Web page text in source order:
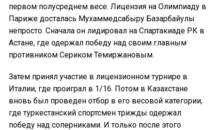
первом полусреднем весе. Лицензия на Олимпиаду в
Париже досталась Мухаммедсабыру Базарбайулы
непросто. Сначала он лидировал на Спартакиаде РК в
Астане, где одержал победу над своим главным
противником Сериком Темиржановым.
Затем принял участие в лицензионном турнире в
Италии, где проиграл в 1/16. Потом в Казахстане
вновь был проведен отбор в его весовой категории,
где туркестанский спортсмен трижды одержал
победу над соперниками. И только после этого